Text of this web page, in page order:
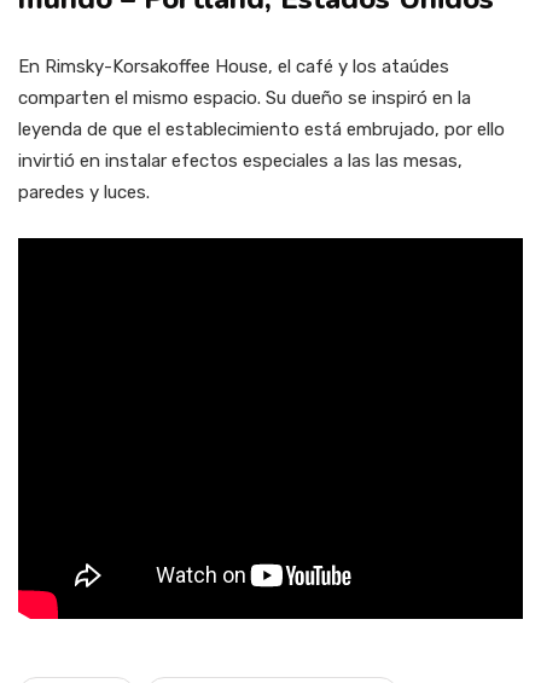
En Rimsky-Korsakoffee House, el café y los ataúdes
comparten el mismo espacio. Su dueño se inspiró en la
leyenda de que el establecimiento está embrujado, por ello
invirtió en instalar efectos especiales a las las mesas,
paredes y luces.